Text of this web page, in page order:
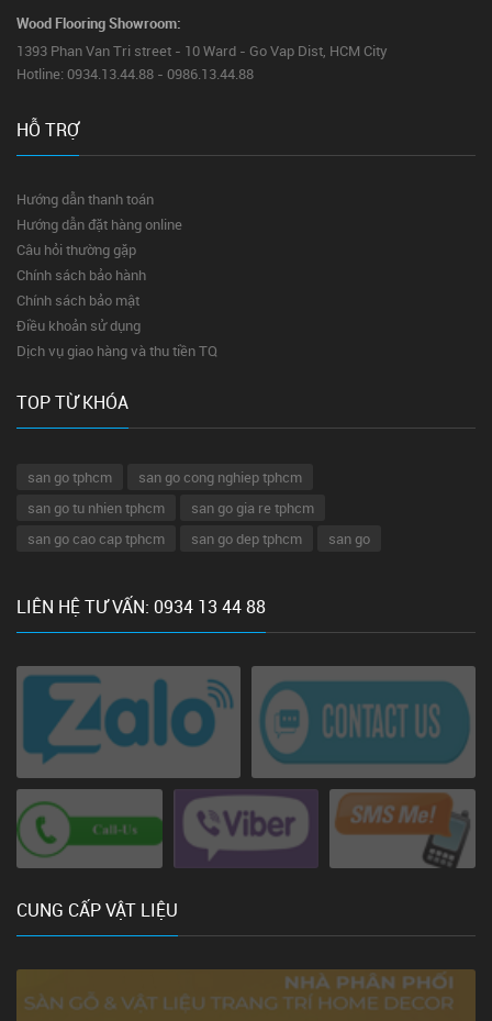
Wood Flooring Showroom:
1393 Phan Van Tri street - 10 Ward - Go Vap Dist, HCM City
Hotline: 0934.13.44.88 - 0986.13.44.88
HỖ TRỢ
Hướng dẫn thanh toán
Hướng dẫn đặt hàng online
Câu hỏi thường gặp
Chính sách bảo hành
Chính sách bảo mật
Điều khoản sử dụng
Dịch vụ giao hàng và thu tiền TQ
TOP TỪ KHÓA
san go tphcm
san go cong nghiep tphcm
san go tu nhien tphcm
san go gia re tphcm
san go cao cap tphcm
san go dep tphcm san go
LIÊN HỆ TƯ VẤN: 0934 13 44 88
CUNG CẤP VẬT LIỆU